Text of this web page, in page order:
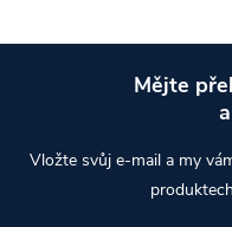
Mějte
Vložte svůj e-mail a my